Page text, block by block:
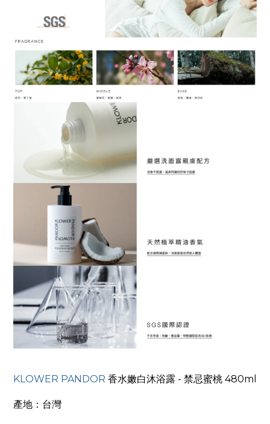
KLOWER PANDOR 香水嫩白沐浴露 - 禁忌蜜桃 480ml
產地：台灣